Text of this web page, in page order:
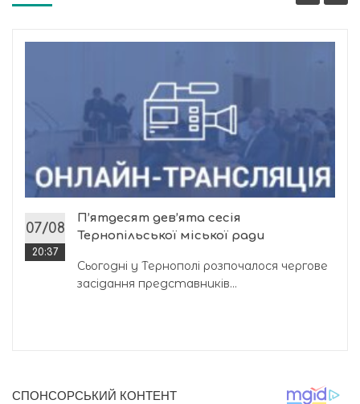
07/08
20:37
П’ятдесят дев’ята сесія
Тернопільської міської ради
Сьогодні у Тернополі розпочалося чергове
засідання представників...